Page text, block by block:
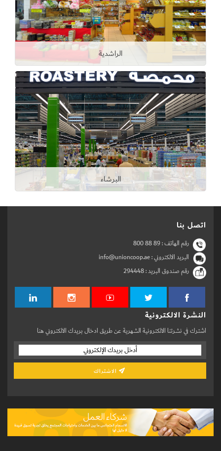
الراشدية
البرشاء
اتصل بنا
رقم الهاتف :800 88 89
البريد الالكتروني : info@unioncoop.ae
رقم صندوق البريد :294448
النشرة الالكترونية
اشترك في نشرتنا الالكترونية الشهرية عن طريق ادخال بريدك الالكتروني هنا